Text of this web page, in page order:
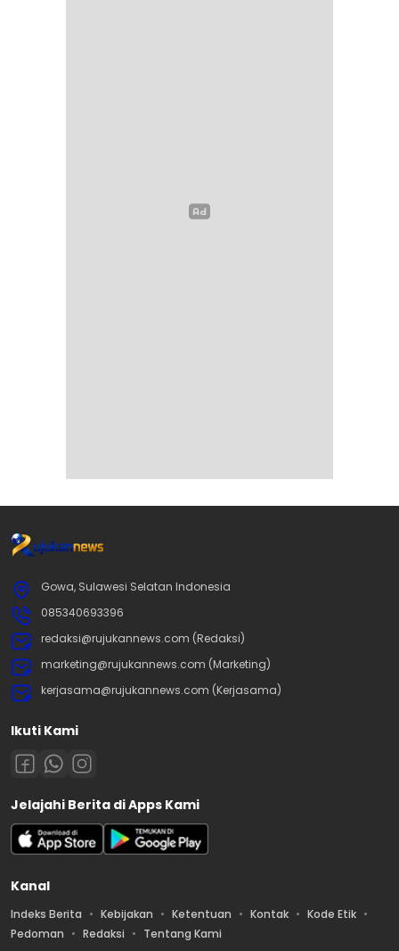
Gowa, Sulawesi Selatan Indonesia
085340693396
redaksi@rujukannews.com (Redaksi)
marketing@rujukannews.com (Marketing)
kerjasama@rujukannews.com (Kerjasama)
Ikuti Kami
Jelajahi Berita di Apps Kami
Kanal
Indeks Berita Kebijakan Ketentuan Kontak
Kode Etik
Pedoman
Redaksi Tentang Kami